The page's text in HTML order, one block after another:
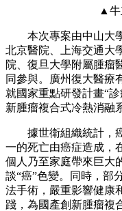
▲牛立
本次專案由中山大學
北京醫院、上海交通大
院、復旦大學附屬腫瘤
同參與。廣州復大醫療
就國家重點研發計畫“
新腫瘤複合式冷熱消融
據世衛組織統計，癌
一的死亡由癌症造成，
個人乃至家庭帶來巨大
談“癌”色變。同時，部
法手術，嚴重影響健康
踐，為國產創新腫瘤複